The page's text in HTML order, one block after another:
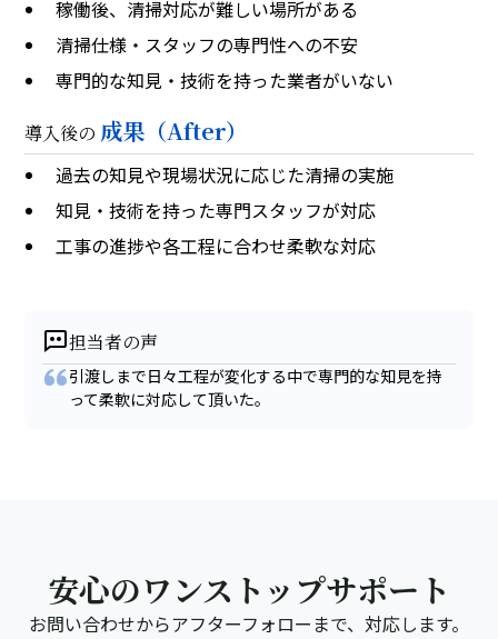
稼働後、清掃対応が難しい場所がある
清掃仕様・スタッフの専門性への不安
専門的な知見・技術を持った業者がいない
導入後の 成果（After）
過去の知見や現場状況に応じた清掃の実施
知見・技術を持った専門スタッフが対応
工事の進捗や各工程に合わせ柔軟な対応
担当者の声
引渡しまで日々工程が変化する中で専門的な知見を持
って柔軟に対応して頂いた。
安心のワンストップサポート
お問い合わせからアフターフォローまで、対応します。